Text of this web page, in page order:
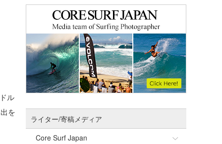
ル
を
沖縄
ライター/寄稿メディア
Core Surf Japan